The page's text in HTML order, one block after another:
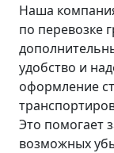
Наша
по перевозке
удобство и
оформление
Это помогает
возможных